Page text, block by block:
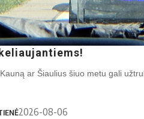
ar Šiaulius šiuo metu gali
2026-08-06